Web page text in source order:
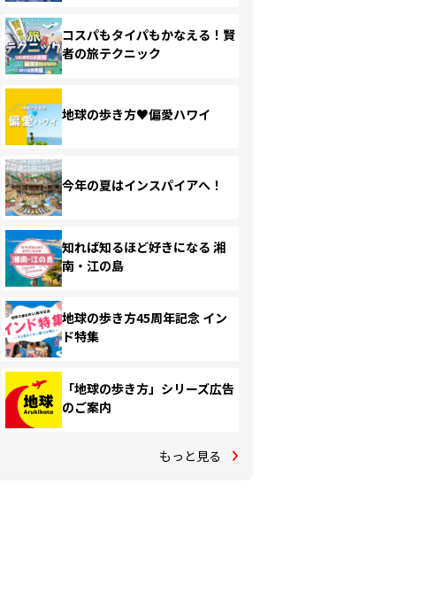
コスパもタイパもかなえる！賢
者の旅テクニック
地球の歩き方♥偏愛ハワイ
今年の夏はインスパイアへ！
知れば知るほど好きになる 湘
南・江の島
地球の歩き方45周年記念 イン
ド特集
「地球の歩き方」シリーズ広告
のご案内
もっと見る